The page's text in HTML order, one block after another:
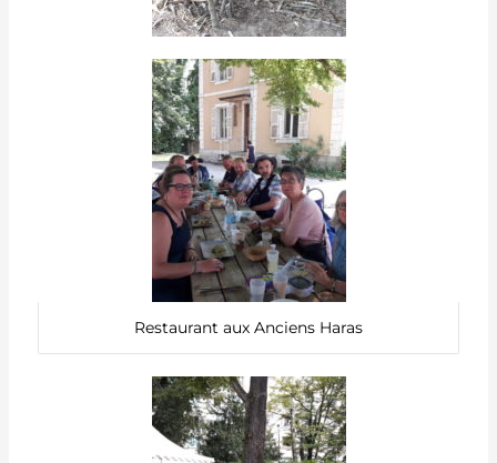
Restaurant aux Anciens Haras